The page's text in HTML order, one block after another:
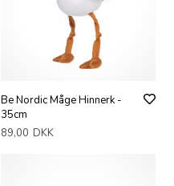
Be Nordic Måge Hinnerk -
35cm
89,00 DKK